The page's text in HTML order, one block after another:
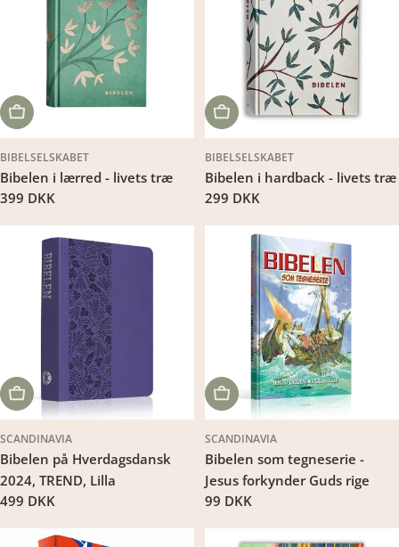
LÆG I KURV
BIBELSELSKABET
Bibelen i lærred - livets træ
Translation
da.products.product.price.regular_price
399 DKK
LÆG I KURV
BIBELSELSKABET
Bibelen i hardback - livets træ
Translation
299 DKK
LÆG I KURV
SCANDINAVIA
Bibelen på Hverdagsdansk
2024, TREND, Lilla
Translation
da.products.product.price.regular_price
499 DKK
LÆG I KURV
SCANDINAVIA
Bibelen som tegneserie -
Jesus forkynder Guds rige
Translation
99 DKK